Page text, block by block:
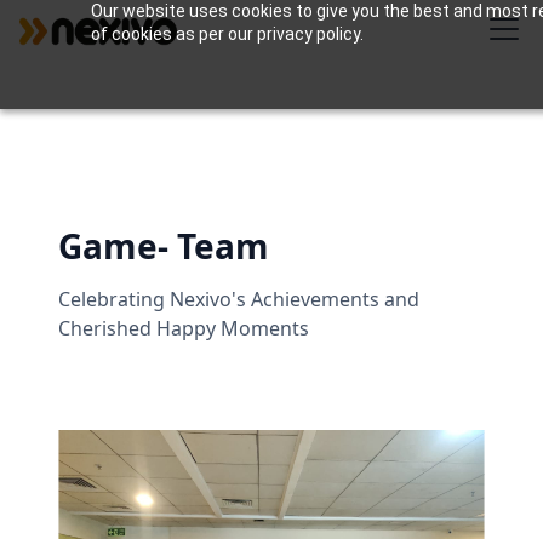
Our website uses cookies to give you the best and most
of cookies as per our privacy policy.
Game- Team
Celebrating Nexivo's Achievements and
Cherished Happy Moments